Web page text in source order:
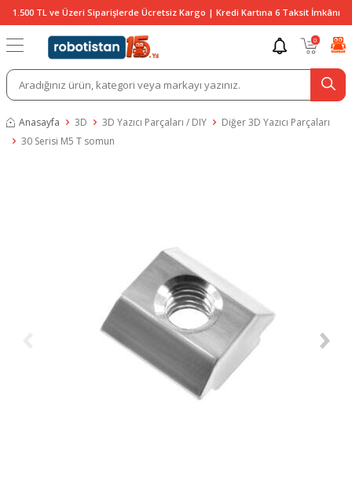
1.500 TL ve Üzeri Siparişlerde Ücretsiz Kargo | Kredi Kartına 6 Taksit İmkânı
0
Anasayfa 3D 3D Yazıcı Parçaları / DIY
Diğer 3D Yazıcı Parçaları
30 Serisi M5 T somun